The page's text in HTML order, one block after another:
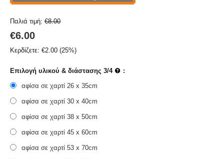
Παλιά τιμή: €8.00
€6.00
Κερδίζετε: €2.00 (25%)
Επιλογή υλικού & διάστασης 3/4 :
αφίσα σε χαρτί 26 x 35cm
αφίσα σε χαρτί 30 x 40cm
αφίσα σε χαρτί 38 x 50cm
αφίσα σε χαρτί 45 x 60cm
αφίσα σε χαρτί 53 x 70cm